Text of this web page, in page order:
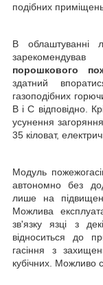
подібних
В облаштуванні
порошкового
здатний
газоподібних
В і С відповідно.
усунення
35 кіловат,
Модуль
автономно без
лише на
Можлива
зв'язку язці з
відноситься до
гасіння з
кубічних. Можливо